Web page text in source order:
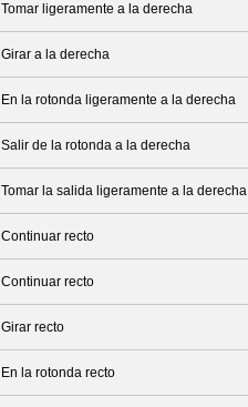
Tomar ligeramente a la derecha
Girar a la derecha
En la rotonda ligeramente a la derecha
Salir de la rotonda a la derecha
Tomar la salida ligeramente a la derecha
Continuar recto
Continuar recto
Girar recto
En la rotonda recto